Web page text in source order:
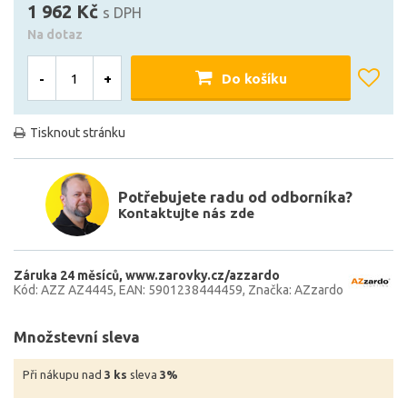
1 962 Kč s DPH
Na dotaz
- + Do košíku
Tisknout stránku
Potřebujete radu od odborníka?
Kontaktujte nás zde
Záruka 24 měsíců www.zarovky.cz/azzardo
Kód: AZZ AZ4445 EAN: 5901238444459 Značka: AZzardo
Množstevní sleva
Při nákupu nad 3 ks sleva 3%